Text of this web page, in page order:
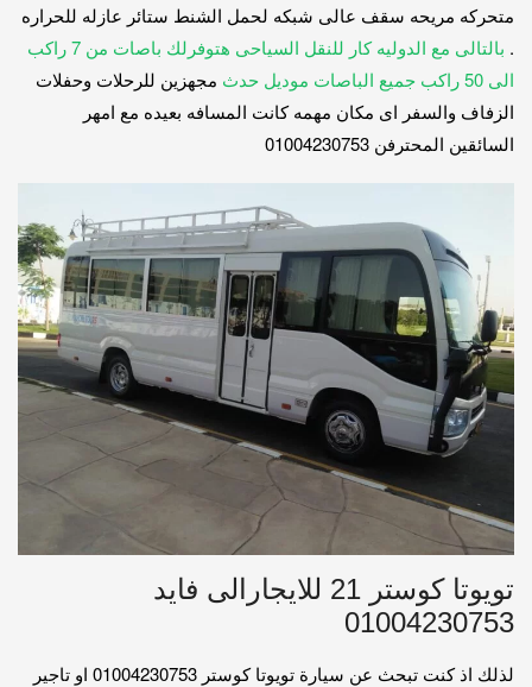
متحركه مريحه سقف عالى شبكه لحمل الشنط ستائر عازله للحراره
.
بالتالى مع الدوليه كار للنقل السياحى هتوفرلك باصات من 7 راكب
الى 50 راكب جميع الباصات موديل حدث
مجهزين للرحلات وحفلات
الزفاف والسفر اى مكان مهمه كانت المسافه بعيده مع امهر
السائقين المحترفن 01004230753
تويوتا كوستر 21 للايجارالى فايد
01004230753
لذلك اذ كنت تبحث عن سيارة تويوتا كوستر 01004230753 او تاجير